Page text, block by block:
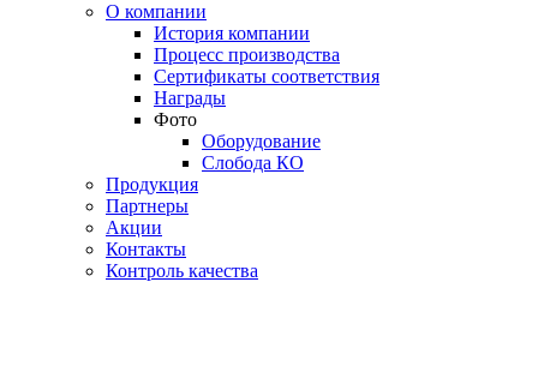
О компании
История компании
Процесс производства
Сертификаты соответствия
Награды
Фото
Оборудование
Слобода КО
Продукция
Партнеры
Акции
Контакты
Контроль качества